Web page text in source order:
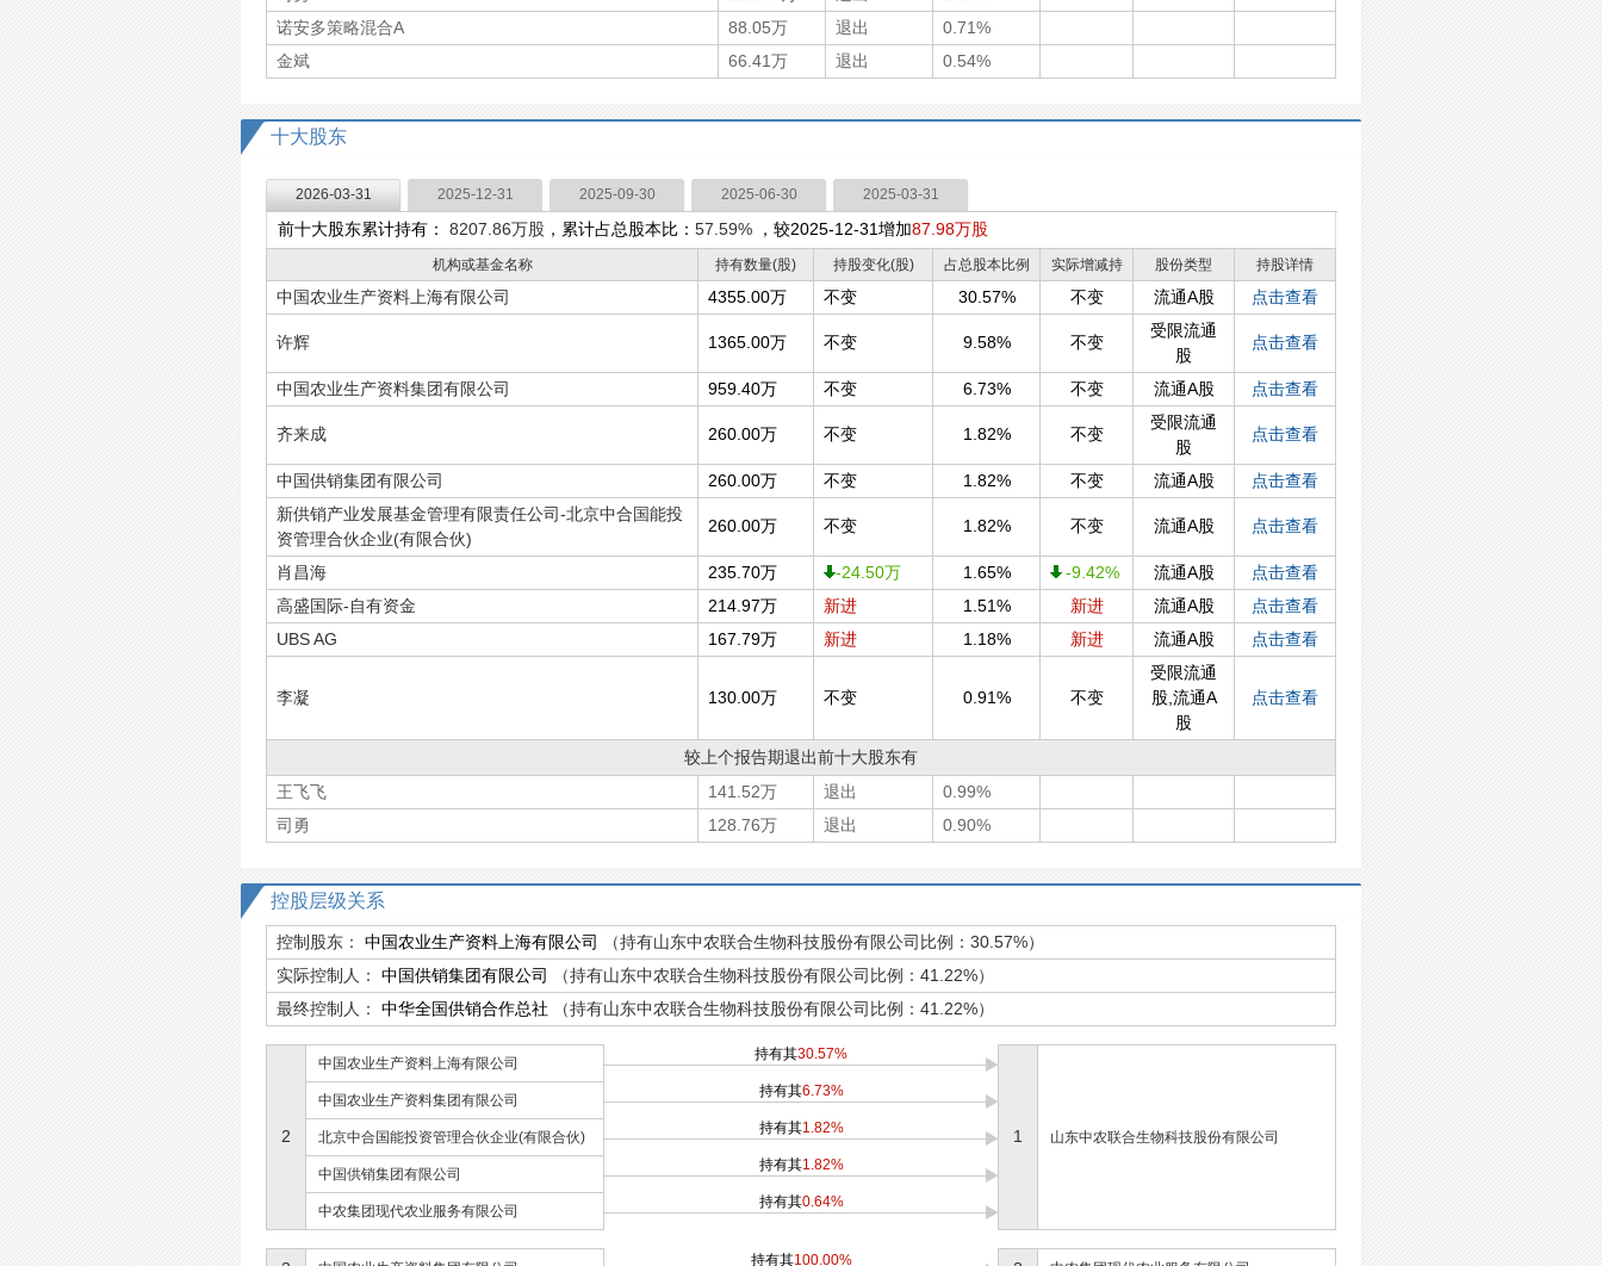
诺安多策略混合A
88.05万 退出
0.71%
金斌
66.41万 退出 0.54%
十大股东
2026-03-31 2025-12-31 2025-09-30 2025-06-30 2025-03-31
前十大股东累计持有： 8207.86万股 ，累计占总股本比： 57.59% ，较2025-12-31增加87.98万股
机构或基金名称 持有数量(股) 持股变化(股) 占总股本比例 实际增减持 股份类型 持股详情
中国农业生产资料上海有限公司 4355.00万 不变 30.57% 不变 流通A股 点击查看
许辉 1365.00万 不变 9.58% 不变
受限流通
股
点击查看
中国农业生产资料集团有限公司 959.40万 不变 6.73% 不变 流通A股 点击查看
齐来成 260.00万 不变 1.82% 不变
受限流通
股
点击查看
中国供销集团有限公司 260.00万 不变 1.82% 不变 流通A股
点击查看
新供销产业发展基金管理有限责任公司-北京中合国能投
资管理合伙企业(有限合伙)
260.00万 不变 1.82% 不变 流通A股 点击查看
肖昌海 235.70万 -24.50万 1.65% -9.42% 流通A股
点击查看
高盛国际-自有资金
214.97万 新进 1.51% 新进 流通A股
点击查看
UBS AG
167.79万 新进 1.18% 新进 流通A股 点击查看
李凝 130.00万 不变 0.91% 不变
受限流通
股,流通A
股
点击查看
较上个报告期退出前十大股东有
王飞飞
141.52万 退出
0.99%
司勇
128.76万 退出 0.90%
控股层级关系
控制股东： 中国农业生产资料上海有限公司
（持有山东中农联合生物科技股份有限公司比例：30.57%）
实际控制人：
中国供销集团有限公司
（持有山东中农联合生物科技股份有限公司比例：41.22%）
最终控制人：
中华全国供销合作总社 （持有山东中农联合生物科技股份有限公司比例：41.22%）
2
中国农业生产资料上海有限公司
中国农业生产资料集团有限公司
北京中合国能投资管理合伙企业(有限合伙)
中国供销集团有限公司
中农集团现代农业服务有限公司
持有其30.57%
持有其6.73%
持有其1.82%
持有其1.82%
持有其0.64%
1 山东中农联合生物科技股份有限公司
持有其100.00%